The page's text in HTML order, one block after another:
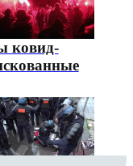
ковид-